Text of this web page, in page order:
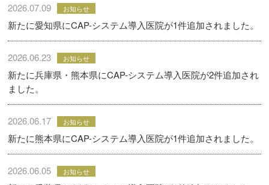
2026.07.09 お知らせ
新たに愛知県にCAP-システム導入医院が1件追加されました。
2026.06.23 お知らせ
新たに兵庫県・熊本県にCAP-システム導入医院が2件追加され
ました。
2026.06.17 お知らせ
新たに熊本県にCAP-システム導入医院が1件追加されました。
2026.06.05 お知らせ